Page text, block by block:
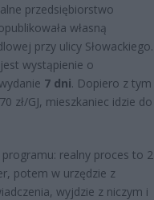
przedsiębiorstwo
własną
przy ulicy Słowackiego.
wystąpienie o
7 dni. Dopiero z tym
zł/GJ, mieszkaniec idzie do
realny proces to 2
potem w urzędzie z
wyjdzie z niczym i